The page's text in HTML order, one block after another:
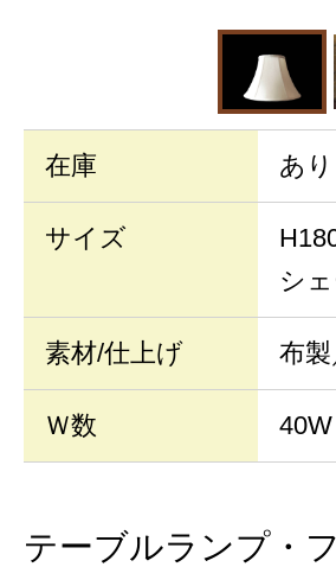
在庫 あり
サイズ
シ
素材/仕上げ 布
Ｗ数 40W
テーブルランプ・